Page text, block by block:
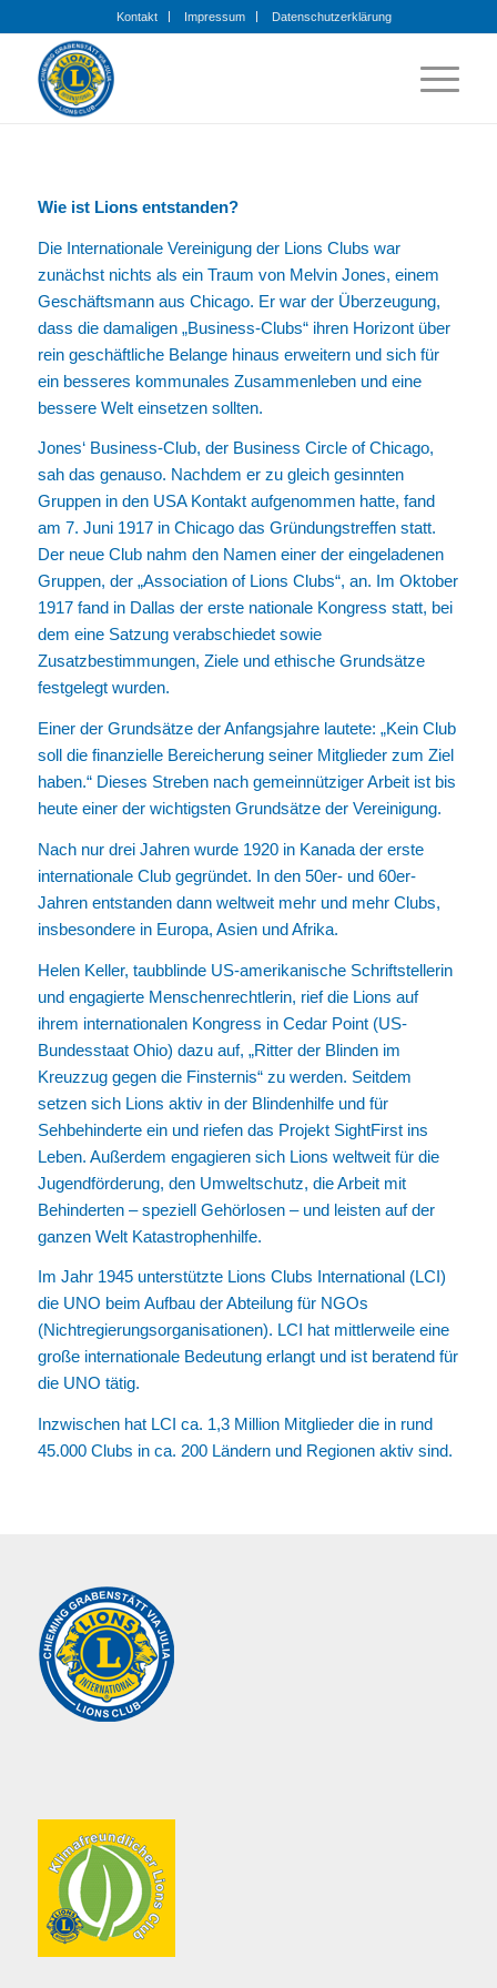
Kontakt Impressum Datenschutzerklärung
Wie ist Lions entstanden?
Die Internationale Vereinigung der Lions Clubs war
zunächst nichts als ein Traum von Melvin Jones, einem
Geschäftsmann aus Chicago. Er war der Überzeugung,
dass die damaligen „Business-Clubs“ ihren Horizont über
rein geschäftliche Belange hinaus erweitern und sich für
ein besseres kommunales Zusammenleben und eine
bessere Welt einsetzen sollten.
Jones‘ Business-Club, der Business Circle of Chicago,
sah das genauso. Nachdem er zu gleich gesinnten
Gruppen in den USA Kontakt aufgenommen hatte, fand
am 7. Juni 1917 in Chicago das Gründungstreffen statt.
Der neue Club nahm den Namen einer der eingeladenen
Gruppen, der „Association of Lions Clubs“, an. Im Oktober
1917 fand in Dallas der erste nationale Kongress statt, bei
dem eine Satzung verabschiedet sowie
Zusatzbestimmungen, Ziele und ethische Grundsätze
festgelegt wurden.
Einer der Grundsätze der Anfangsjahre lautete: „Kein Club
soll die finanzielle Bereicherung seiner Mitglieder zum Ziel
haben.“ Dieses Streben nach gemeinnütziger Arbeit ist bis
heute einer der wichtigsten Grundsätze der Vereinigung.
Nach nur drei Jahren wurde 1920 in Kanada der erste
internationale Club gegründet. In den 50er- und 60er-
Jahren entstanden dann weltweit mehr und mehr Clubs,
insbesondere in Europa, Asien und Afrika.
Helen Keller, taubblinde US-amerikanische Schriftstellerin
und engagierte Menschenrechtlerin, rief die Lions auf
ihrem internationalen Kongress in Cedar Point (US-
Bundesstaat Ohio) dazu auf, „Ritter der Blinden im
Kreuzzug gegen die Finsternis“ zu werden. Seitdem
setzen sich Lions aktiv in der Blindenhilfe und für
Sehbehinderte ein und riefen das Projekt SightFirst ins
Leben. Außerdem engagieren sich Lions weltweit für die
Jugendförderung, den Umweltschutz, die Arbeit mit
Behinderten – speziell Gehörlosen – und leisten auf der
ganzen Welt Katastrophenhilfe.
Im Jahr 1945 unterstützte Lions Clubs International (LCI)
die UNO beim Aufbau der Abteilung für NGOs
(Nichtregierungsorganisationen). LCI hat mittlerweile eine
große internationale Bedeutung erlangt und ist beratend für
die UNO tätig.
Inzwischen hat LCI ca. 1,3 Million Mitglieder die in rund
45.000 Clubs in ca. 200 Ländern und Regionen aktiv sind.